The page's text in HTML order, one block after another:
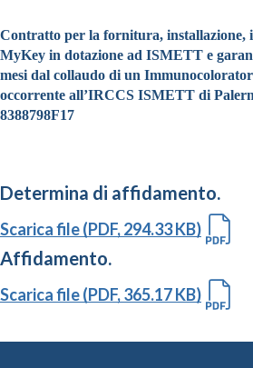
Contratto per la fornitura, installazione,
MyKey in dotazione ad ISMETT e
mesi dal collaudo di un
occorrente all’IRCCS ISMETT di
8388798F17
Determina di affidamento.
Scarica file (PDF, 294.33 KB)
Affidamento.
Scarica file (PDF, 365.17 KB)